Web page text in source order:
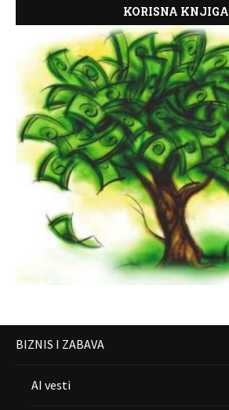
KORISNA KNJIGA
BIZNIS I ZABAVA
AI vesti